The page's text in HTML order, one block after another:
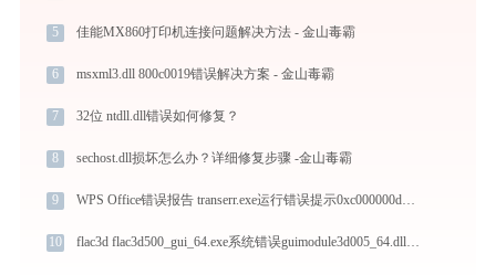
5 佳能MX860打印机连接问题解决方法 - 金山毒霸
6 msxml3.dll 800c0019错误解决方案 - 金山毒霸
7 32位 ntdll.dll错误如何修复？
8 sechost.dll损坏怎么办？详细修复步骤 -金山毒霸
9 WPS Office错误报告 transerr.exe运行错误提示0xc000000d的解决办法
10 flac3d flac3d500_gui_64.exe系统错误guimodule3d005_64.dll丢失如何解决